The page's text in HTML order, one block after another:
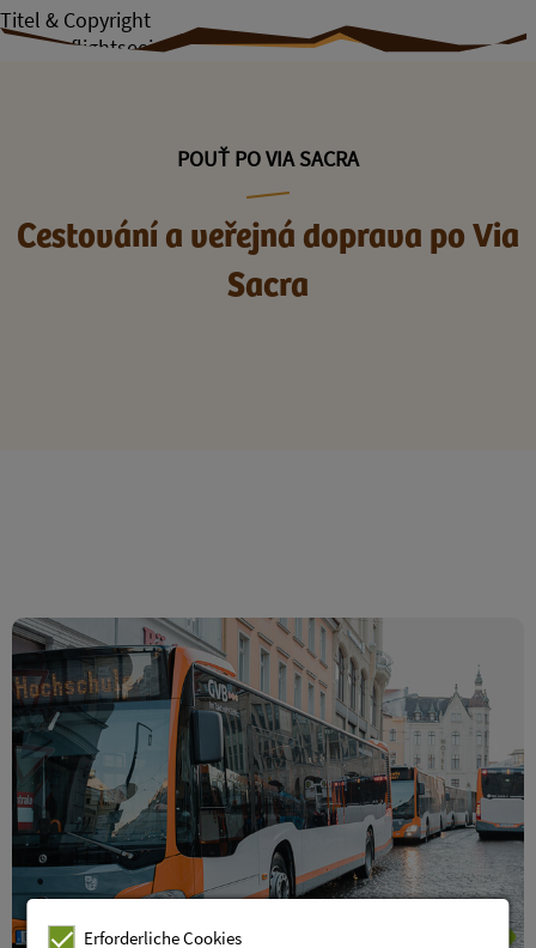
Titel & Copyright
© www.flightseeing.de
POUŤ PO VIA SACRA
Cestování a veřejná doprava po Via
Sacra
Erforderliche Cookies